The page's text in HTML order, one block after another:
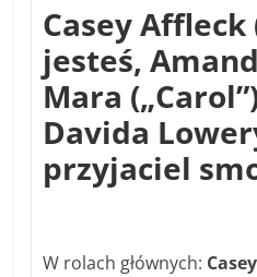
Casey Affleck
jesteś,
Mara
Davida
przyjaciel
W rolach głównych: